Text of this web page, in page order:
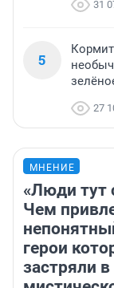
31
5
27
МНЕНИЕ
«Люди тут
Чем
герои
застряли в